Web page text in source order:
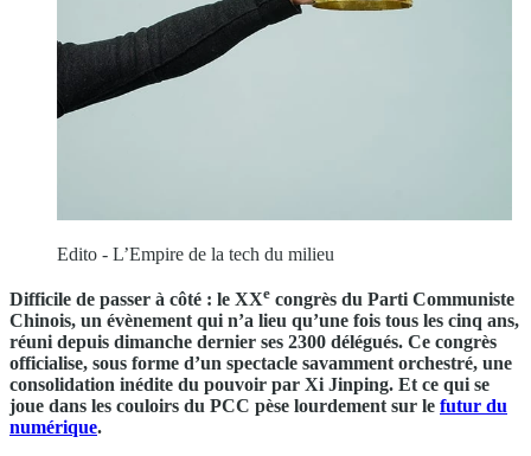
Edito - L’Empire de la tech du milieu
Difficile de passer à côté : le XXe congrès du Parti Communiste
Chinois, un évènement qui n’a lieu qu’une fois tous les cinq ans,
réuni depuis dimanche dernier ses 2300 délégués. Ce congrès
officialise, sous forme d’un spectacle savamment orchestré, une
consolidation inédite du pouvoir par Xi Jinping. Et ce qui se
joue dans les couloirs du PCC pèse lourdement sur le futur du
numérique.